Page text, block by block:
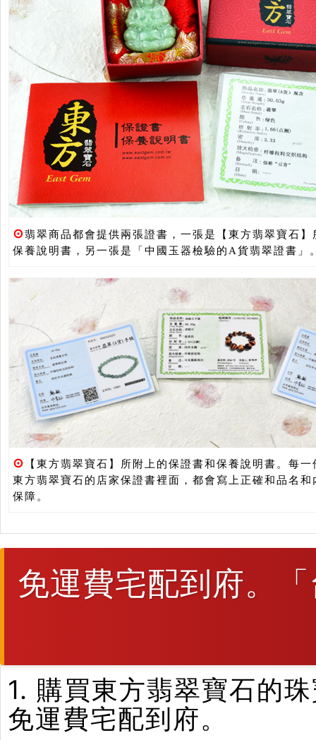
⊙翡翠商品都會提供兩張證書，一張是【東方翡翠寶石
保養說明書，另一張是「中國玉器檢驗的A貨翡翠證書」
⊙
【東方翡翠寶石】所附上的保證書和保養說明書。每
東方翡翠寶石的店家保證書裡面，都會寫上正確和品名
保障。
免運費宅配到府。
1. 購買東方翡翠寶石的
免運費宅配到府。